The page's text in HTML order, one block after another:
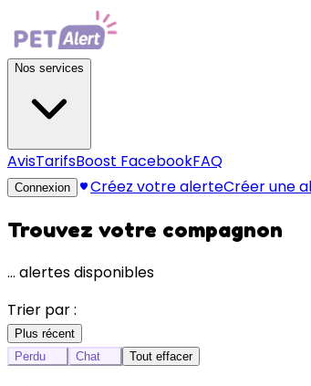
Nos services
AvisTarifsBoost FacebookFAQ
Connexion Créez votre alerteCréer une
Trouvez votre compagnon
… alertes disponibles
Trier par :
Plus récent
Perdu
Chat Tout effacer